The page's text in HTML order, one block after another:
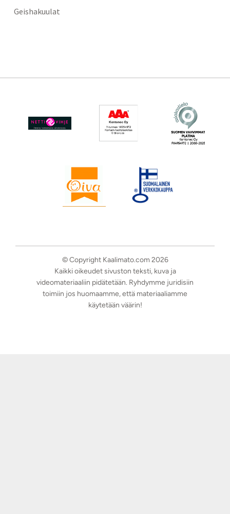
Geishakuulat
© Copyright Kaalimato.com 2026
Kaikki oikeudet sivuston teksti, kuva ja
videomateriaaliin pidätetään. Ryhdymme juridisiin
toimiin jos huomaamme, että materiaaliamme
käytetään väärin!